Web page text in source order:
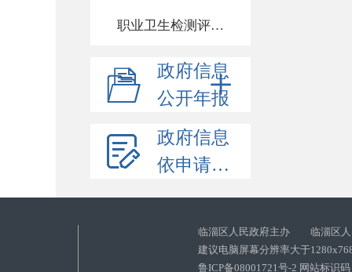
职业卫生检测评价信息
政府信息
公开年报
政府信息
依申请公开
临淄区人民政府主办 临淄区人
建议电脑屏幕分辨率大于
鲁ICP备08001721号-2 网站标识